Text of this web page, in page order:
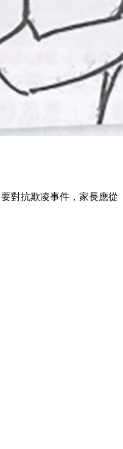
對抗欺凌事件，家長應